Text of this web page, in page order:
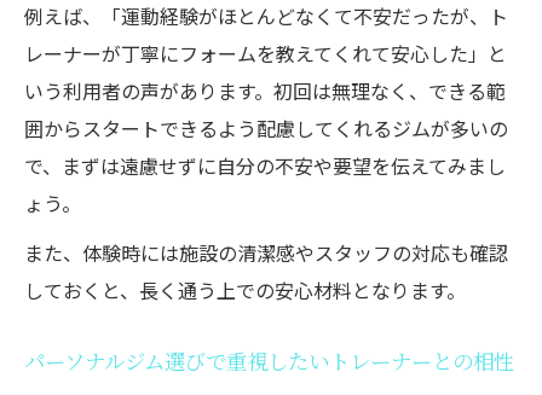
ムの活用法
食事管理サポート付きパーソナルジム選定
のコツ
運動習慣が身につくパーソナルジムの選び
パーソナルジムに月4回通う際の料金相場を
初心者向けパーソナルジム料金プランの考
例えば、「運動経験がほとんどなくて不安だったが、ト
レーナーが丁寧にフォームを教えてくれて安心した」と
いう利用者の声があります。初回は無理なく、できる範
囲からスタートできるよう配慮してくれるジムが多いの
で、まずは遠慮せずに自分の不安や要望を伝えてみまし
ょう。
また、体験時には施設の清潔感やスタッフの対応も確認
しておくと、長く通う上での安心材料となります。
パーソナルジム選びで重視したいトレーナーとの相性